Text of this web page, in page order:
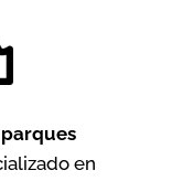
en